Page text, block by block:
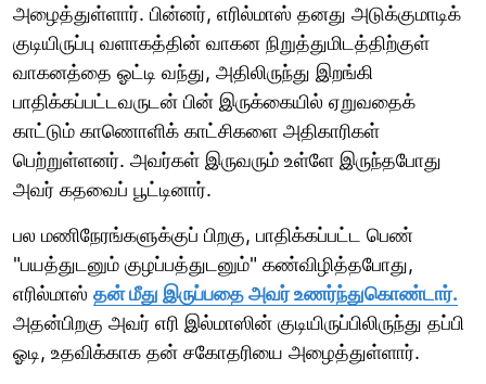
அழைத்துள்ளார். பின்னர், எரில்மாஸ் தனது அடுக்குமாடிக்
குடியிருப்பு வளாகத்தின் வாகன நிறுத்துமிடத்திற்குள்
வாகனத்தை ஓட்டி வந்து, அதிலிருந்து இறங்கி
பாதிக்கப்பட்டவருடன் பின் இருக்கையில் ஏறுவதைக்
காட்டும் காணொளிக் காட்சிகளை அதிகாரிகள்
பெற்றுள்ளனர். அவர்கள் இருவரும் உள்ளே இருந்தபோது
அவர் கதவைப் பூட்டினார்.
பல மணிநேரங்களுக்குப் பிறகு, பாதிக்கப்பட்ட பெண்
"பயத்துடனும் குழப்பத்துடனும்" கண்விழித்தபோது, ​​
எரில்மாஸ் தன் மீது இருப்பதை அவர் உணர்ந்துகொண்டார்.
அதன்பிறகு அவர் எரி இல்மாஸின் குடியிருப்பிலிருந்து தப்பி
ஓடி, உதவிக்காக தன் சகோதரியை அழைத்துள்ளார்.